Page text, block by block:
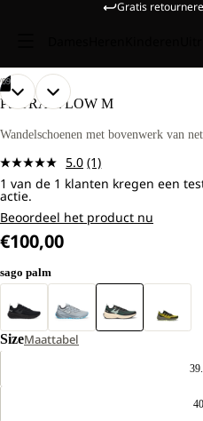
Gratis
09
AFBEELDING
IN
SCHERM
AFBEELDING
IN
SCHERM
AFBEELDING
IN
SCHERM
AFBEELDING
IN
SCHERM
AFBEELDING
IN
SCHERM
AFBEELDING
IN
SCHERM
AFBEELDING
IN
SCHERM
AFBEELDING
IN
SCHERM
AFBEELDING
IN
SCHERM
PS TRAIL LOW M
Wandelschoenen met bovenwerk van
5.0 Lees
1
Dezelfde
paginalink.
(1)
1 van de 1 klanten kregen een
actie.
Beoordeel het product nu
€100,00
sago palm
SizeMaattabel
40